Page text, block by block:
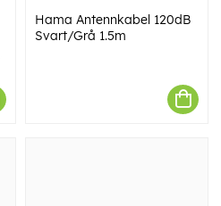
Hama Antennkabel 120dB
Svart/Grå 1.5m